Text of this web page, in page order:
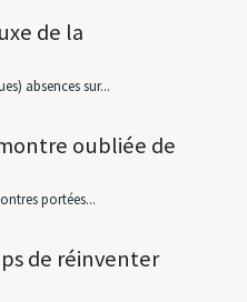
de la
absences sur...
oubliée de
portées...
de réinventer